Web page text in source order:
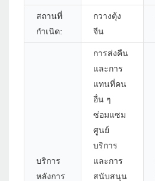
สถานที่
กำเนิด:
กวางตุ้ง
จีน
บริการ
หลังการ
การส่งคืน
และการ
แทนที่คน
อื่น ๆ
ซ่อมแซม
ศูนย์
บริการ
และการ
สนับสนุน